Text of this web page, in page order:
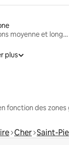
Locations moyenne et longue durée
plus
fonction des
Cher Saint-